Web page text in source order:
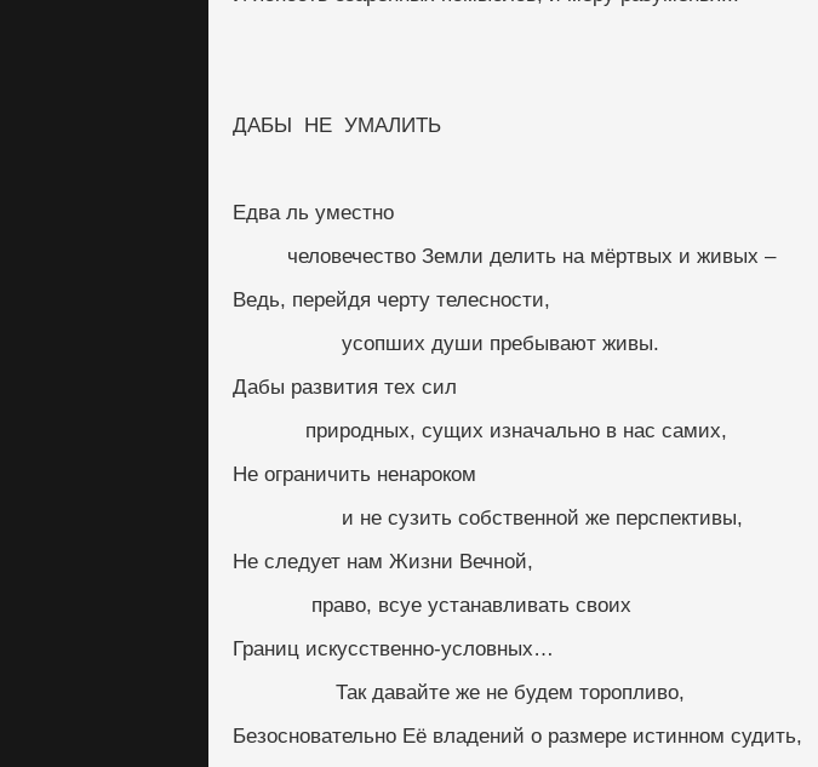
ДАБЫ  НЕ  УМАЛИТЬ
Едва ль уместно
         человечество Земли делить на мёртвых и живых –
Ведь, перейдя черту телесности,
                  усопших души пребывают живы.
Дабы развития тех сил
            природных, сущих изначально в нас самих,
Не ограничить ненароком
                  и не сузить собственной же перспективы,
Не следует нам Жизни Вечной,
             право, всуе устанавливать своих
Границ искусственно-условных…
                 Так давайте же не будем торопливо,
Безосновательно Её владений о размере истинном судить,